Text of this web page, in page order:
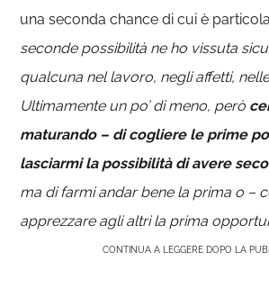
una seconda chance di cui è
seconde possibilità ne ho vissuta
qualcuna nel lavoro, negli affetti,
Ultimamente un po’ di meno, però
maturando – di cogliere le prime
lasciarmi la possibilità di avere
ma di farmi andar bene la prima o –
apprezzare agli altri la prima
CONTINUA A LEGGERE DOPO LA